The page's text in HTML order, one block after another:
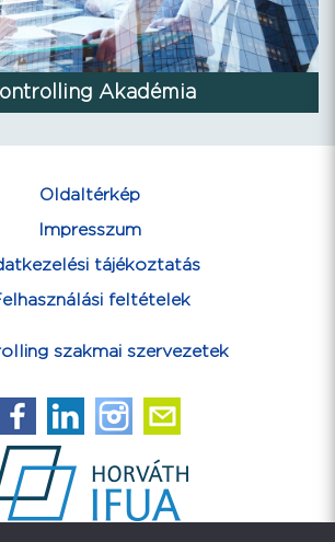
Akadémia
Oldaltérkép
Impresszum
tájékoztatás
feltételek
szakmai szervezetek